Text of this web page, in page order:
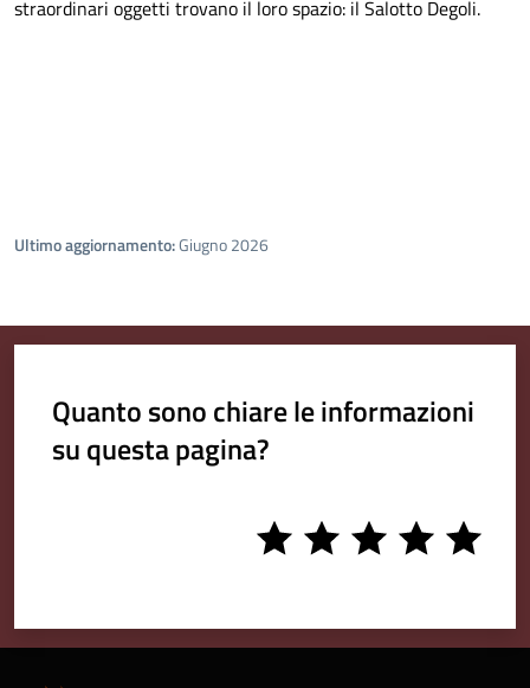
straordinari oggetti trovano il loro spazio: il Salotto Degoli.
Ultimo aggiornamento:Giugno 2026
Quanto sono chiare le informazioni
su questa pagina?
5
stars
4
stars
3
stars
2
stars
1
stars